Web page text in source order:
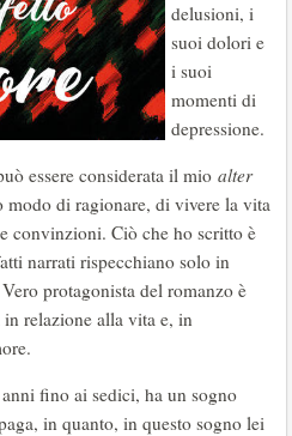
delusioni, i
suoi dolori e
i suoi
momenti di
depressione.
essere considerata il mio alter
modo di ragionare, di vivere la vita
convinzioni. Ciò che ho scritto è
narrati rispecchiano solo in
protagonista del romanzo è
relazione alla vita e, in
fino ai sedici, ha un sogno
in quanto, in questo sogno lei